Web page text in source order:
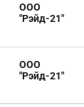
ООО
"Рэйд-21"
ООО
"Рэйд-21"